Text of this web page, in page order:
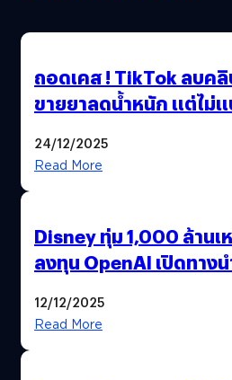
ถอดเคส ! TikTok ลบคลิ
ขายยาลดน้ำหนัก แต่ไม่
24/12/2025
Read More
Disney ทุ่ม 1,000 ล้าน
ลงทุน OpenAI เปิดทาง
12/12/2025
Read More